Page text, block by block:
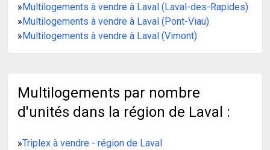
»Multilogements à vendre à Laval (Laval-des-Rapides)
»Multilogements à vendre à Laval (Pont-Viau)
»Multilogements à vendre à Laval (Vimont)
Multilogements par nombre
d'unités dans la région de Laval :
»Triplex à vendre - région de Laval